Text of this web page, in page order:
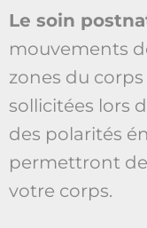
Le soin
mouvements
zones du
sollicitées lors
des polarités
permettront
votre corps.